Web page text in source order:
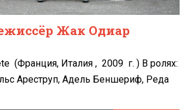
Жак Одиар
(Франция, Италия , 2009 г. ) В ролях:
Ареструп, Адель Беншериф, Реда